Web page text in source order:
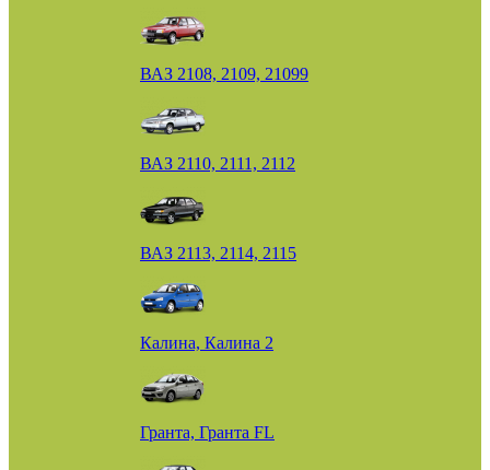
ВАЗ 2108, 2109, 21099
ВАЗ 2110, 2111, 2112
ВАЗ 2113, 2114, 2115
Калина, Калина 2
Гранта, Гранта FL